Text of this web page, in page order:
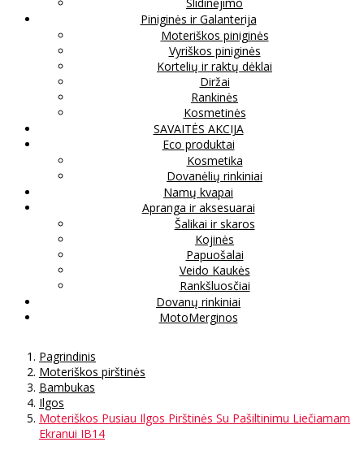
Piniginės ir Galanterija
Moteriškos piniginės
Vyriškos piniginės
Kortelių ir raktų dėklai
Diržai
Rankinės
Kosmetinės
SAVAITĖS AKCIJA
Eco produktai
Kosmetika
Dovanėlių rinkiniai
Namų kvapai
Apranga ir aksesuarai
Šalikai ir skaros
Kojinės
Papuošalai
Veido Kaukės
Rankšluosčiai
Dovanų rinkiniai
MotoMerginos
Pagrindinis
Moteriškos pirštinės
Bambukas
Ilgos
Moteriškos Pusiau Ilgos Pirštinės Su Pašiltinimu Liečiamam
Ekranui IB14